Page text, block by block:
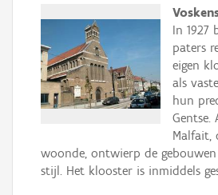
In 1927
paters
eigen
als
hun
Gentse.
Malfait,
woonde, ontwierp de
stijl. Het klooster is inmiddels